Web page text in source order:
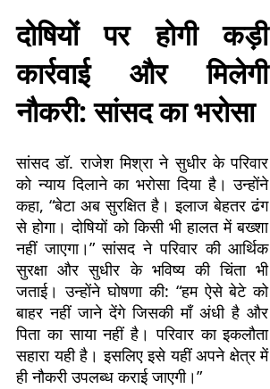
दोषियों पर होगी कड़ी
कार्रवाई और मिलेगी
नौकरी: सांसद का भरोसा
सांसद डॉ. राजेश मिश्रा ने सुधीर के परिवार
को न्याय दिलाने का भरोसा दिया है। उन्होंने
कहा, “बेटा अब सुरक्षित है। इलाज बेहतर ढंग
से होगा। दोषियों को किसी भी हालत में बख्शा
नहीं जाएगा।” सांसद ने परिवार की आर्थिक
सुरक्षा और सुधीर के भविष्य की चिंता भी
जताई। उन्होंने घोषणा की: “हम ऐसे बेटे को
बाहर नहीं जाने देंगे जिसकी माँ अंधी है और
पिता का साया नहीं है। परिवार का इकलौता
सहारा यही है। इसलिए इसेयहीं अपने क्षेत्र में
ही नौकरी उपलब्ध कराई जाएगी।”